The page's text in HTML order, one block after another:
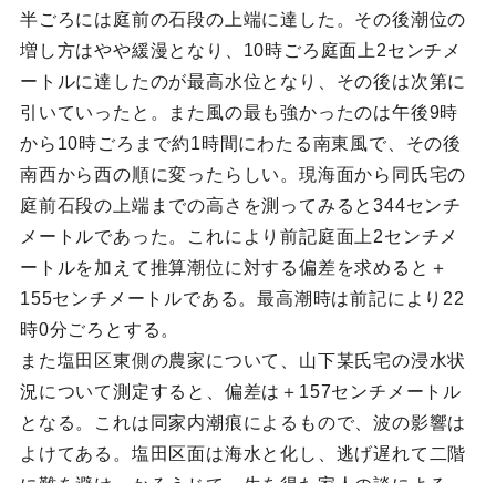
半ごろには庭前の石段の上端に達した。その後潮位の
増し方はやや緩漫となり、10時ごろ庭面上2センチメ
ートルに達したのが最高水位となり、その後は次第に
引いていったと。また風の最も強かったのは午後9時
から10時ごろまで約1時間にわたる南東風で、その後
南西から西の順に変ったらしい。現海面から同氏宅の
庭前石段の上端までの高さを測ってみると344センチ
メートルであった。これにより前記庭面上2センチメ
ートルを加えて推算潮位に対する偏差を求めると＋
155センチメートルである。最高潮時は前記により22
時0分ごろとする。
また塩田区東側の農家について、山下某氏宅の浸水状
況について測定すると、偏差は＋157センチメートル
となる。これは同家内潮痕によるもので、波の影響は
よけてある。塩田区面は海水と化し、逃げ遅れて二階